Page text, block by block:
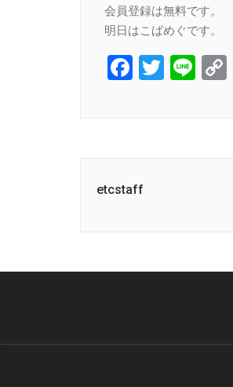
会員登録は無料です。
明日はこばめぐです。
Facebook
Twitter
Line
etcstaff